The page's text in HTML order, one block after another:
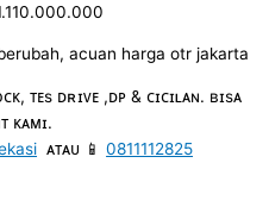
acuan harga otr jakarta
ᴛᴇs ᴅʀɪᴠᴇ ,ᴅᴘ & ᴄɪᴄɪʟᴀɴ. ʙɪsᴀ
ᴋᴀᴍɪ.
ᴀᴛᴀᴜ 📱0811112825